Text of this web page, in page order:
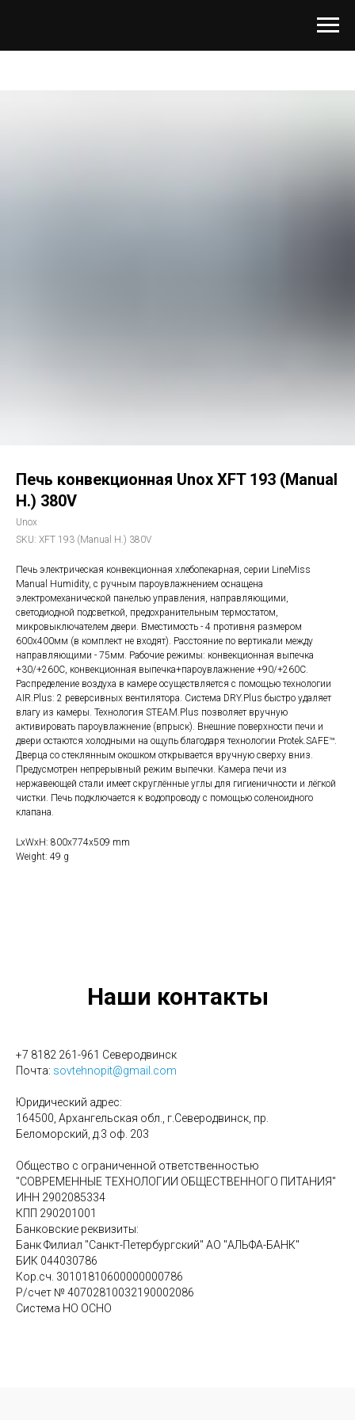
Печь конвекционная Unox XFT 193 (Manual
H.) 380V
Unox
SKU: XFT 193 (Manual H.) 380V
Печь электрическая конвекционная хлебопекарная, серии LineMiss
Manual Humidity, с ручным пароувлажнением оснащена
электромеханической панелью управления, направляющими,
светодиодной подсветкой, предохранительным термостатом,
микровыключателем двери. Вместимость - 4 противня размером
600х400мм (в комплект не входят). Расстояние по вертикали между
направляющими - 75мм. Рабочие режимы: конвекционная выпечка
+30/+260С, конвекционная выпечка+пароувлажнение +90/+260С.
Распределение воздуха в камере осуществляется с помощью технологии
AIR.Plus: 2 реверсивных вентилятора. Система DRY.Plus быстро удаляет
влагу из камеры. Технология STEAM.Plus позволяет вручную
активировать пароувлажнение (впрыск). Внешние поверхности печи и
двери остаются холодными на ощупь благодаря технологии Protek.SAFE™.
Дверца со стеклянным окошком открывается вручную сверху вниз.
Предусмотрен непрерывный режим выпечки. Камера печи из
нержавеющей стали имеет скруглённые углы для гигиеничности и лёгкой
чистки. Печь подключается к водопроводу с помощью соленоидного
клапана.
LxWxH: 800x774x509 mm
Weight: 49 g
Наши контакты
+7 8182 261-961 Северодвинск
Почта: sovtehnopit@gmail.com
Юридический адрес:
164500, Архангельская обл., г.Северодвинск, пр.
Беломорский, д.3 оф. 203
Общество с ограниченной ответственностью
"СОВРЕМЕННЫЕ ТЕХНОЛОГИИ ОБЩЕСТВЕННОГО ПИТАНИЯ"
ИНН 2902085334
КПП 290201001
Банковские реквизиты:
Банк Филиал "Санкт-Петербургский" АО "АЛЬФА-БАНК"
БИК 044030786
Кор.сч. 30101810600000000786
Р/счет № 40702810032190002086
Система НО ОСНО